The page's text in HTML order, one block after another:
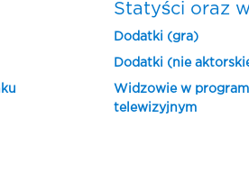
Statyści oraz
Dodatki (gra)
Dodatki (nie
Widzowie w
telewizyjnym